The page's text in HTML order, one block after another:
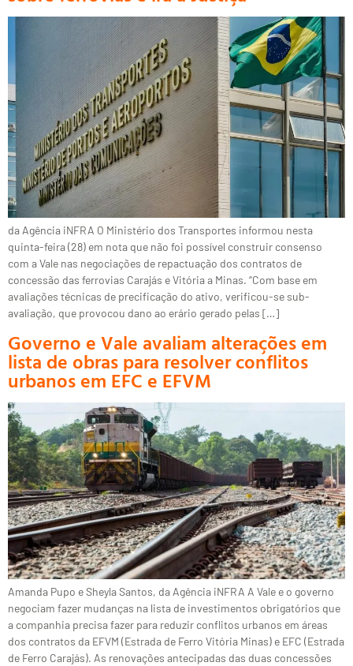
da Agência iNFRA O Ministério dos Transportes informou nesta
quinta-feira (28) em nota que não foi possível construir consenso
com a Vale nas negociações de repactuação dos contratos de
concessão das ferrovias Carajás e Vitória a Minas. “Com base em
avaliações técnicas de precificação do ativo, verificou-se sub-
avaliação, que provocou dano ao erário gerado pelas […]
Governo e Vale avaliam alterações em
lista de obras para resolver conflitos
urbanos em EFC e EFVM
Amanda Pupo e Sheyla Santos, da Agência iNFRA A Vale e o governo
negociam fazer mudanças na lista de investimentos obrigatórios que
a companhia precisa fazer para reduzir conflitos urbanos em áreas
dos contratos da EFVM (Estrada de Ferro Vitória Minas) e EFC (Estrada
de Ferro Carajás). As renovações antecipadas das duas concessões